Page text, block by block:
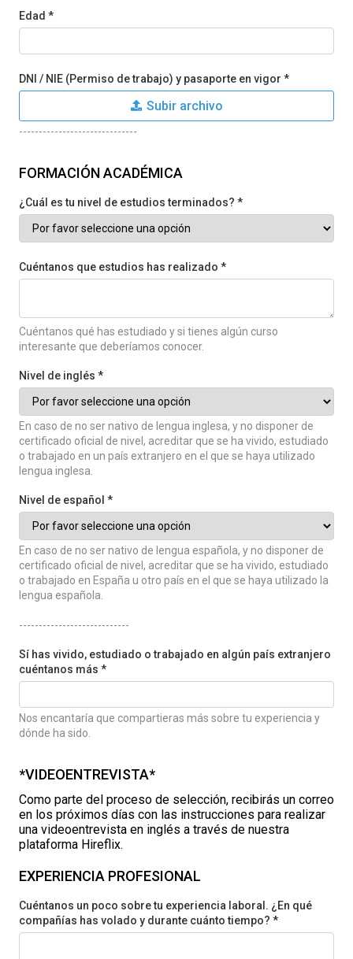
Edad *
DNI / NIE (Permiso de trabajo) y pasaporte en vigor *
Subir archivo
------------------------------
FORMACIÓN ACADÉMICA
¿Cuál es tu nivel de estudios terminados? *
Cuéntanos que estudios has realizado *
Cuéntanos qué has estudiado y si tienes algún curso
interesante que deberíamos conocer.
Nivel de inglés *
En caso de no ser nativo de lengua inglesa, y no disponer de
certificado oficial de nivel, acreditar que se ha vivido, estudiado
o trabajado en un país extranjero en el que se haya utilizado
lengua inglesa.
Nivel de español *
En caso de no ser nativo de lengua española, y no disponer de
certificado oficial de nivel, acreditar que se ha vivido, estudiado
o trabajado en España u otro país en el que se haya utilizado la
lengua española.
----------------------------
Sí has vivido, estudiado o trabajado en algún país extranjero
cuéntanos más *
Nos encantaría que compartieras más sobre tu experiencia y
dónde ha sido.
*VIDEOENTREVISTA*
Como parte del proceso de selección, recibirás un correo
en los próximos días con las instrucciones para realizar
una videoentrevista en inglés a través de nuestra
plataforma Hireflix.
EXPERIENCIA PROFESIONAL
Cuéntanos un poco sobre tu experiencia laboral. ¿En qué
compañías has volado y durante cuánto tiempo? *